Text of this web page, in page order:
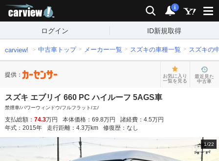
検索 通知
i
ログイン ID新規取得
carview! 中古車トップ メーカー一覧 スズキの車種一覧 スズキの
提供：
お気に入り
一覧を見る
最近見た
中古車
スズキ エブリイ 660 PC ハイルーフ 5AGS車
禁煙車/パワーウィンドウ/フルフラット/エ/
支払総額： 74.3万円 本体価格： 69.8万円 諸経費： 4.5万円
年式： 2015年 走行距離： 4.3万km 修復歴： なし
1/22